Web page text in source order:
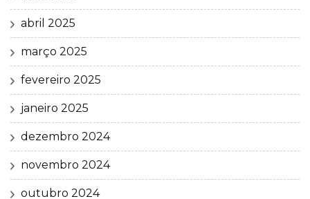
abril 2025
março 2025
fevereiro 2025
janeiro 2025
dezembro 2024
novembro 2024
outubro 2024